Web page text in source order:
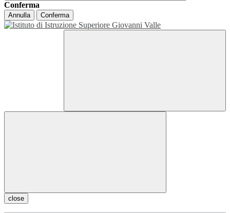
Conferma
Annulla Conferma
close